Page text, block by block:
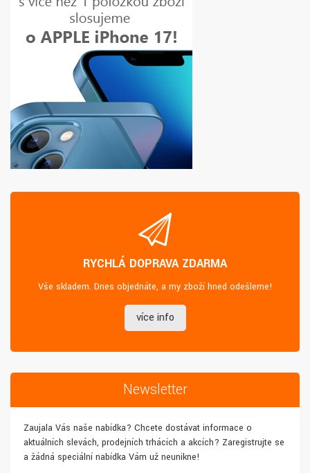
RYCHLÁ DOPRAVA ZDARMA
Vše skladem. Dnes objednáte, a my zboží hned odešleme!
více info
Newsletter
Zaujala Vás naše nabídka? Chcete dostávat informace o
aktuálních slevách, prodejních trhácích a akcích? Zaregistrujte se
a žádná speciální nabídka Vám už neunikne!